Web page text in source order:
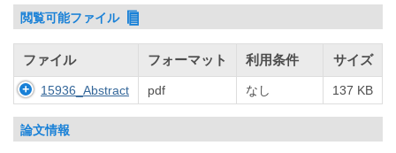
閲覧可能ファイル
ファイル フォーマット 利用条件 サイズ
15936_Abstract pdf なし 137 KB
論文情報